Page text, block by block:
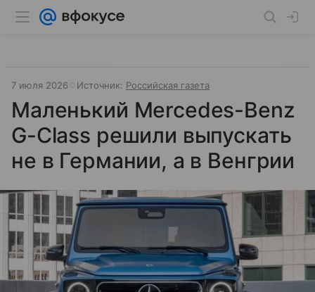
7 июля 2026 Источник: Российская газета
Маленький Mercedes-Benz
G-Class решили выпускать
не в Германии, а в Венгрии